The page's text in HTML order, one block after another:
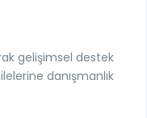
gelişimsel destek
danışmanlık